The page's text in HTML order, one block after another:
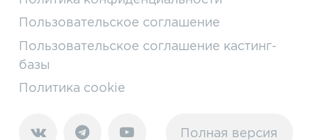
Пользовательское соглашение
Пользовательское соглашение кастинг-
базы
Политика cookie
Полная версия